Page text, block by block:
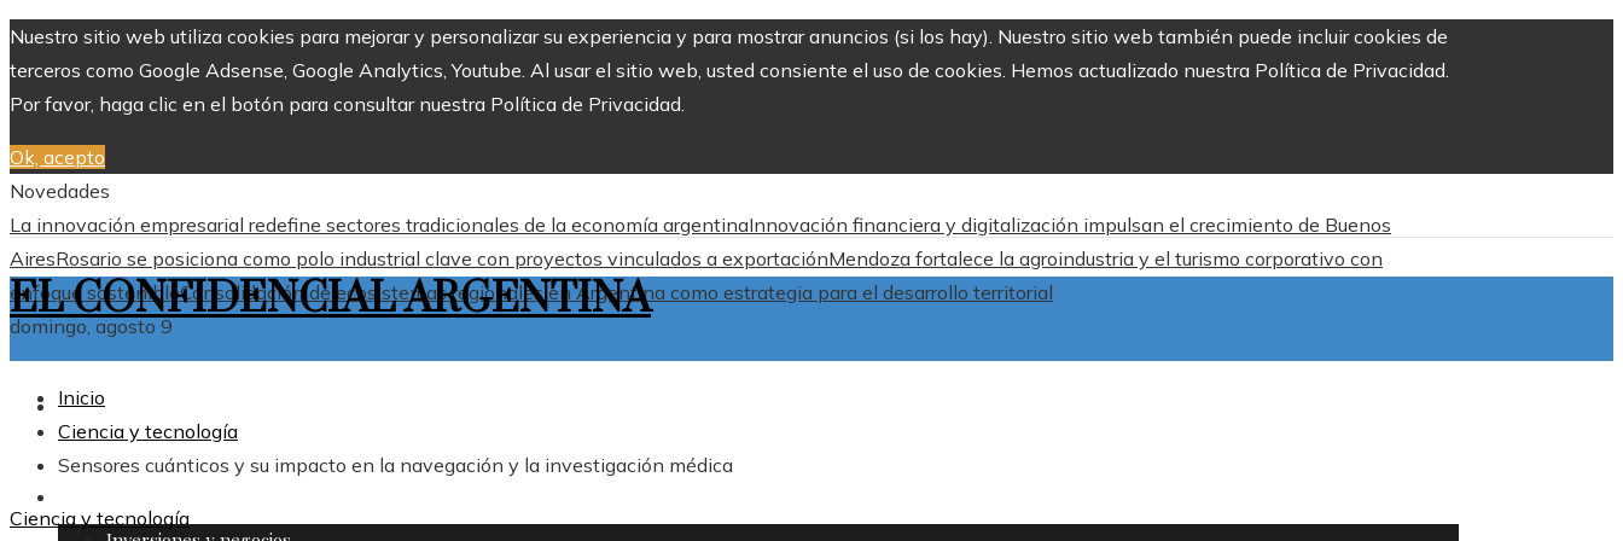
Nuestro sitio web utiliza cookies para mejorar y personalizar su experiencia y para mostrar anuncios (si los hay). Nuestro sitio web también puede incluir cookies de
terceros como Google Adsense, Google Analytics, Youtube. Al usar el sitio web, usted consiente el uso de cookies. Hemos actualizado nuestra Política de Privacidad.
Por favor, haga clic en el botón para consultar nuestra Política de Privacidad.
Ok, acepto
Novedades
La innovación empresarial redefine sectores tradicionales de la economía argentinaInnovación financiera y digitalización impulsan el crecimiento de Buenos
AiresRosario se posiciona como polo industrial clave con proyectos vinculados a exportaciónMendoza fortalece la agroindustria y el turismo corporativo con
enfoque sostenibleConsolidación de ecosistemas regionales en Argentina como estrategia para el desarrollo territorial
domingo, agosto 9
EL CONFIDENCIAL ARGENTINA
ARGENTINA
Inicio
Ciencia y tecnología
Sensores cuánticos y su impacto en la navegación y la investigación médica
Ciencia y tecnología